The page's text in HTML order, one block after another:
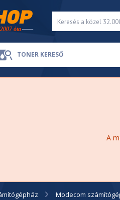
TONER KERESŐ
A
Modecom